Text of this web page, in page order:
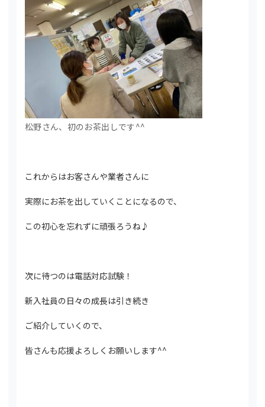
松野さん、初のお茶出しです^^
これからはお客さんや業者さんに
実際にお茶を出していくことになるので、
この初心を忘れずに頑張ろうね♪
次に待つのは電話対応試験！
新入社員の日々の成長は引き続き
ご紹介していくので、
皆さんも応援よろしくお願いします^^